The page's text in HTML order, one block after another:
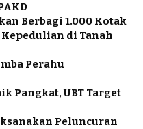
Berbagi 1.000 Kotak
di Tanah
Perahu
Pangkat, UBT Target
Peluncuran